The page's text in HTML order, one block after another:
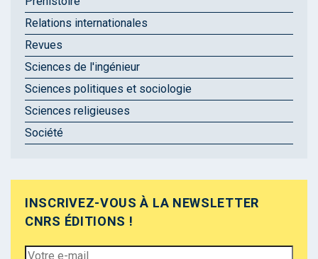
Relations internationales
Revues
Sciences de l'ingénieur
Sciences politiques et sociologie
Sciences religieuses
Société
INSCRIVEZ-VOUS À LA NEWSLETTER
CNRS ÉDITIONS !